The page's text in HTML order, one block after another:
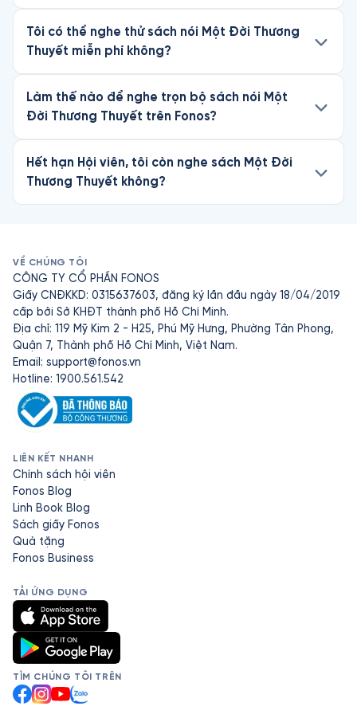
Tôi có thể nghe thử sách nói Một Đời Thương
Thuyết miễn phí không?
Làm thế nào để nghe trọn bộ sách nói Một
Đời Thương Thuyết trên Fonos?
Hết hạn Hội viên, tôi còn nghe sách Một Đời
Thương Thuyết không?
VỀ CHÚNG TÔI
CÔNG TY CỔ PHẦN FONOS
Giấy CNĐKKD: 0315637603, đăng ký lần đầu ngày 18/04/2019
cấp bởi Sở KHĐT thành phố Hồ Chí Minh.
Địa chỉ: 119 Mỹ Kim 2 - H25, Phú Mỹ Hưng, Phường Tân Phong,
Quận 7, Thành phố Hồ Chí Minh, Việt Nam.
Email: support@fonos.vn
Hotline: 1900.561.542
LIÊN KẾT NHANH
Chính sách hội viên
Fonos Blog
Linh Book Blog
Sách giấy Fonos
Quà tặng
Fonos Business
TẢI ỨNG DỤNG
TÌM CHÚNG TÔI TRÊN
Facebook
Instagram
YouTube
Zalo